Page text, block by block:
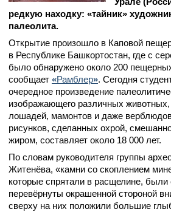
редкую находку: «тайник»
палеолита.
Открытие произошло в Каповой
в Республике Башкортостан, где с
было обнаружено около 200
сообщает «Рамблер». Сегодня
очередное произведение
изображающего различных животных,
лошадей, мамонтов и даже
рисунков, сделанных охрой,
жиром, составляет около 18 000 лет.
По словам руководителя группы
Житенёва, «камни со скоплением
которые спрятали в расщелине, были
перевёрнуты окрашенной стороной
сверху на них положили большие